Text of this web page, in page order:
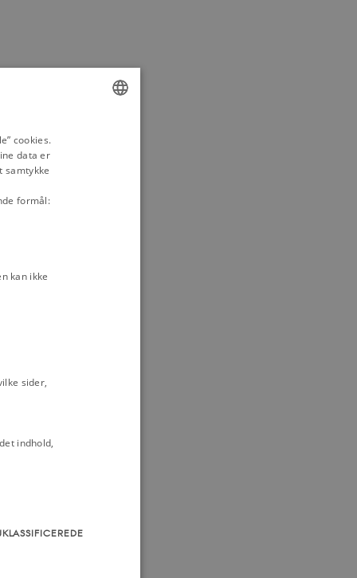
cookies.
data er
samtykke
formål:
kan ikke
sider,
indhold,